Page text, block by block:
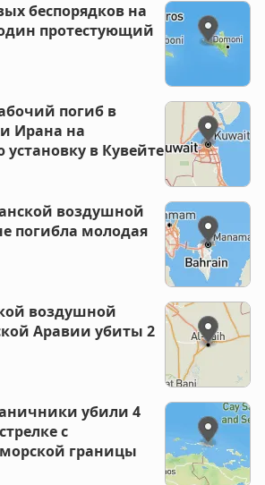
беспорядков на
протестующий
погиб в
Ирана на
в Кувейте
воздушной
погибла молодая
воздушной
Аравии убиты 2
убили 4
с
границы